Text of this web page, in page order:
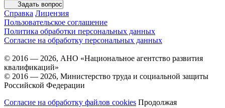
Задать вопрос
Справка Лицензия
Пользовательское соглашение
Политика обработки персональных данных
Согласие на обработку персональных данных
© 2016 — 2026, АНО «Национальное агентство развития
квалификаций»
© 2016 — 2026, Министерство труда и социальной защиты
Российской Федерации
Согласие на обработку файлов cookies Продолжая